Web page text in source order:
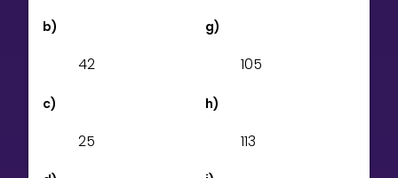
b)
42
c)
25
g)
105
h)
113